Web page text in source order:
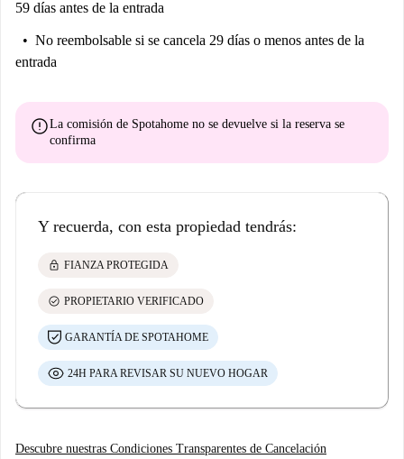
59 días antes de la entrada
No reembolsable si se cancela 29 días o menos antes de la
entrada
errorLa comisión de Spotahome no se devuelve si la reserva se
confirma
Y recuerda, con esta propiedad tendrás:
lock FIANZA PROTEGIDA
check_circle PROPIETARIO VERIFICADO
GARANTÍA DE SPOTAHOME
24H PARA REVISAR SU NUEVO HOGAR
Descubre nuestras Condiciones Transparentes de Cancelación